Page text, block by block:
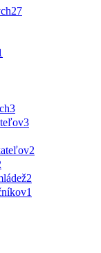
27
3
3
2
2
1